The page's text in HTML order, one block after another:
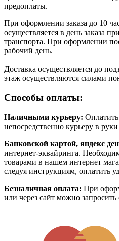
предоплаты.
При оформлении заказа до 10
осуществляется в день заказа
транспорта. При оформлении
рабочий день.
Доставка осуществляется до
этаж осуществляются силами
Способы оплаты:
Наличными курьеру:
непосредственно курьеру в
Банковской картой, яндекс
интернет-эквайринга.
товарами в нашем интернет
следуя инструкциям, оплатить
Безналичная оплата: При
или через сайт можно запросить